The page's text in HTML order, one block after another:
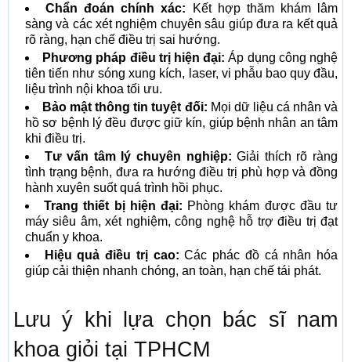
Chẩn đoán chính xác: Kết hợp thăm khám lâm
sàng và các xét nghiệm chuyên sâu giúp đưa ra kết quả
rõ ràng, hạn chế điều trị sai hướng.
Phương pháp điều trị hiện đại: Áp dụng công nghệ
tiên tiến như sóng xung kích, laser, vi phẫu bao quy đầu,
liệu trình nội khoa tối ưu.
Bảo mật thông tin tuyệt đối: Mọi dữ liệu cá nhân và
hồ sơ bệnh lý đều được giữ kín, giúp bệnh nhân an tâm
khi điều trị.
Tư vấn tâm lý chuyên nghiệp: Giải thích rõ ràng
tình trạng bệnh, đưa ra hướng điều trị phù hợp và đồng
hành xuyên suốt quá trình hồi phục.
Trang thiết bị hiện đại: Phòng khám được đầu tư
máy siêu âm, xét nghiệm, công nghệ hỗ trợ điều trị đạt
chuẩn y khoa.
Hiệu quả điều trị cao: Các phác đồ cá nhân hóa
giúp cải thiện nhanh chóng, an toàn, hạn chế tái phát.
Lưu ý khi lựa chọn bác sĩ nam
khoa giỏi tại TPHCM